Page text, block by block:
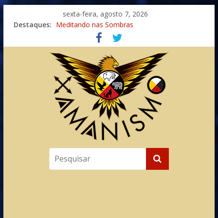
sexta-feira, agosto 7, 2026
Destaques:
Imaginação na Cura
Meditando nas Sombras
Autosuficiência: A Jornada do Espírito Ancestral
Xamanismo Universal
Totens – Caminho Espiritual – Crescimento